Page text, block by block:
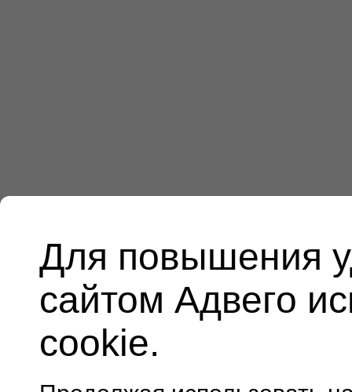
Для повышения
сайтом Адвего
cookie.